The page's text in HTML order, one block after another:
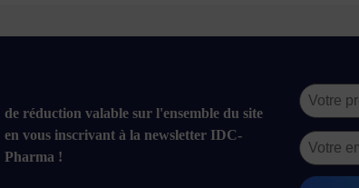
de réduction valable sur l'ensemble du site
en vous inscrivant à la newsletter IDC-
Pharma !